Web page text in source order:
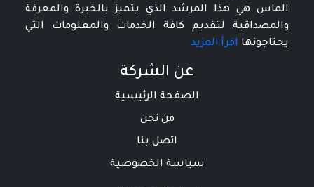
الماس هي هذا المرشد الذي يتميز بالخبرة والمعرفة
والمصداقية لتقديم كافة الخدمات والمعلومات التي
يحتاجونها اقرأ المزيد
عن الشركة
الصفحة الرئيسية
من نحن
اتصل بنا
سياسة الخصوصية